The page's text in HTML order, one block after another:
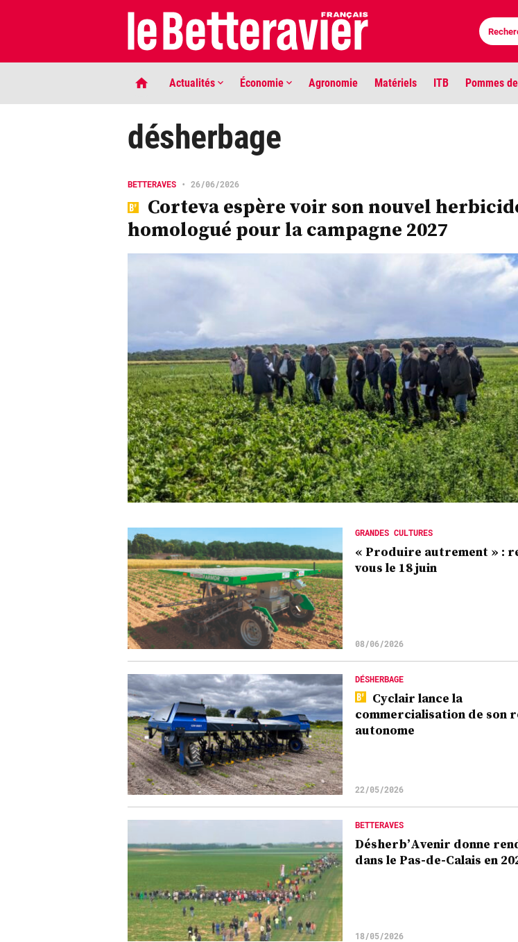
Actualités Économie Agronomie Matériels ITB Pommes
Les louvetiers devant le
désherbage
BETTERAVES • 26/06/2026
Corteva espère voir son nouvel
homologué pour la campagne 2027
GRANDES CULTURES
« Produire autrement » :
vous le 18 juin
08/06/2026
DÉSHERBAGE
Cyclair lance la
commercialisation de son
autonome
22/05/2026
BETTERAVES
Désherb’Avenir donne
dans le Pas-de-Calais en
18/05/2026